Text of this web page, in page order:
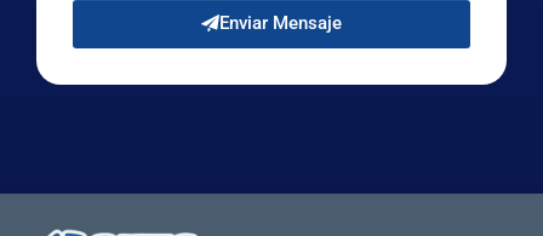
Enviar Mensaje